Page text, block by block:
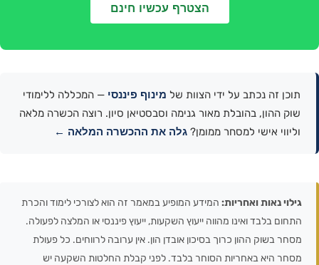
הצטרף עכשיו חינם
תוכן זה נכתב על ידי הצוות של מינוף פיננסי — המכללה ללימודי
שוק ההון, בהובלת מאור גנימה וסבסטיאן סיון. רוצה הכשרה מלאה
וליווי אישי למסחר ממומן? גלה את ההכשרה המלאה ←
גילוי נאות ואחריות: המידע המופיע במאמר זה הוא לצורכי לימוד והכרת
התחום בלבד ואינו מהווה ייעוץ השקעות, ייעוץ פיננסי או המלצה לפעולה.
מסחר בשוק ההון כרוך בסיכון אובדן הון. אין ערובה לרווחים. כל פעולת
מסחר היא באחריות הסוחר בלבד. לפני קבלת החלטות השקעה יש